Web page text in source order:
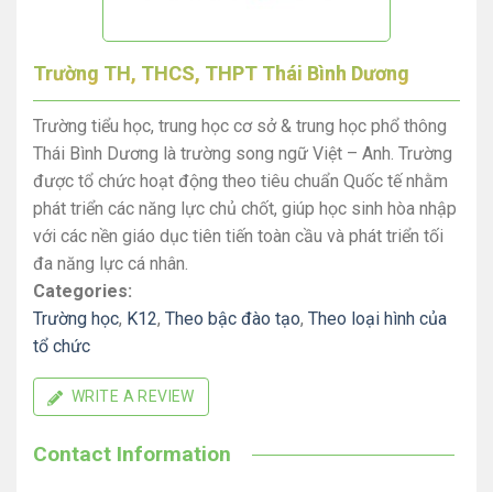
Trường TH, THCS, THPT Thái Bình Dương
Trường tiểu học, trung học cơ sở & trung học phổ thông
Thái Bình Dương là trường song ngữ Việt – Anh. Trường
được tổ chức hoạt động theo tiêu chuẩn Quốc tế nhằm
phát triển các năng lực chủ chốt, giúp học sinh hòa nhập
với các nền giáo dục tiên tiến toàn cầu và phát triển tối
đa năng lực cá nhân.
Categories:
Trường học, K12, Theo bậc đào tạo, Theo loại hình của
tổ chức
WRITE A REVIEW
Contact Information